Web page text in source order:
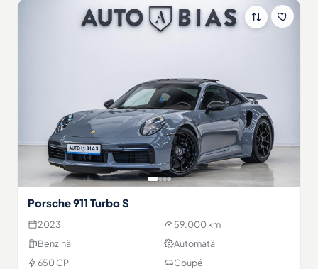
Porsche 911 Turbo S
2023
59.000 km
Benzină
Automată
650 CP
Coupé